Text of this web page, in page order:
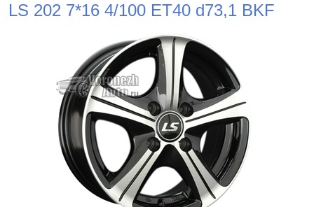
LS 202 7*16 4/100 ET40 d73,1 BKF